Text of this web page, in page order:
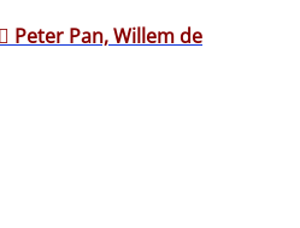
Peter Pan, Willem de